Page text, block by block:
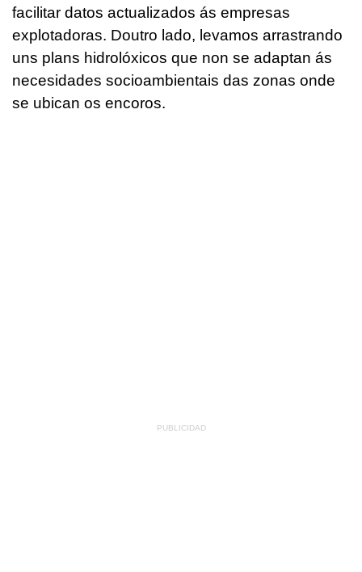
facilitar datos actualizados ás empresas
explotadoras. Doutro lado, levamos arrastrando
uns plans hidrolóxicos que non se adaptan ás
necesidades socioambientais das zonas onde
se ubican os encoros.